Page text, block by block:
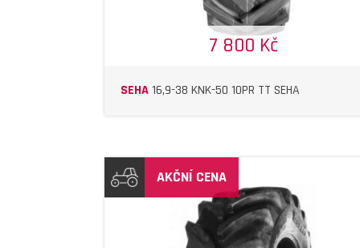
7 800 Kč
SEHA16,9-38 KNK-50 10PR TT SEHA
AKČNÍ CENA